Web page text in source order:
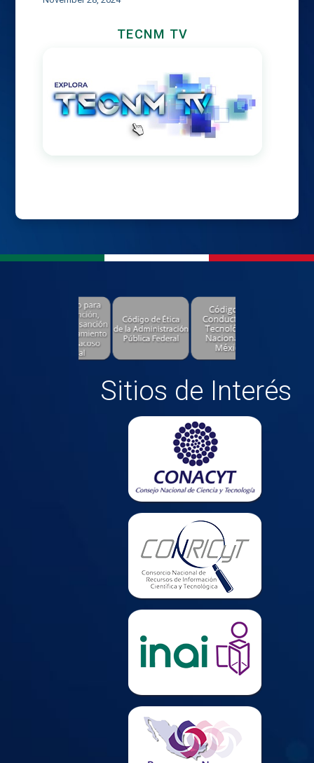
TECNM TV
Sitios de Interés